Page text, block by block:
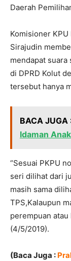
Daerah
Komisioner
Sirajudin
mendapat
di DPRD Kolut
tersebut hanya
BACA JUGA
Idaman
“Sesuai PKPU
seri dilihat dari
masih sama
TPS,Kalaupun
perempuan atau
(4/5/2019).
(Baca Juga :